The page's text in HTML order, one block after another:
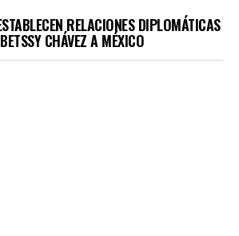
RELACIONES DIPLOMÁTICAS
CHÁVEZ A MÉXICO